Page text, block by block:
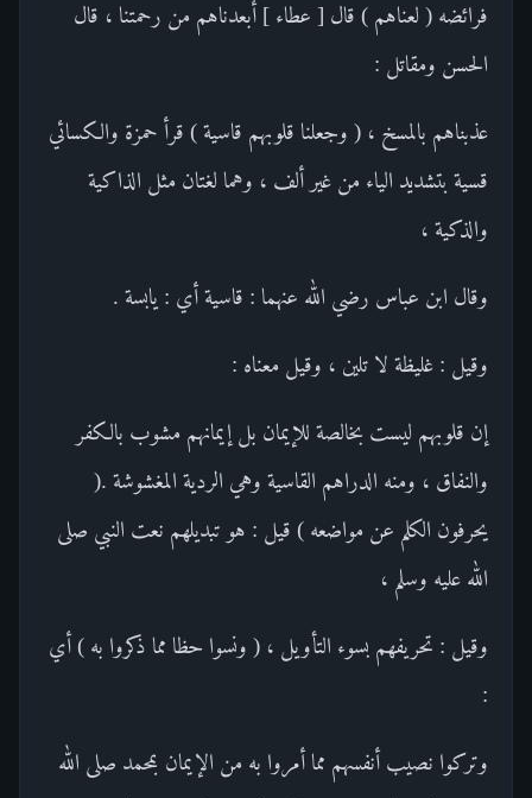
فرائضه ( لعناهم ) قال [ عطاء ] أبعدناهم من رحمتنا ، قال
الحسن ومقاتل :
عذبناهم بالمسخ ، ( وجعلنا قلوبهم قاسية ) قرأ حمزة والكسائي
قسية بتشديد الياء من غير ألف ، وهما لغتان مثل الذاكية
والذكية ،
وقال ابن عباس رضي الله عنهما : قاسية أي : يابسة .
وقيل : غليظة لا تلين ، وقيل معناه :
إن قلوبهم ليست بخالصة للإيمان بل إيمانهم مشوب بالكفر
والنفاق ، ومنه الدراهم القاسية وهي الردية المغشوشة .(
يحرفون الكلم عن مواضعه ) قيل : هو تبديلهم نعت النبي صلى
الله عليه وسلم ،
وقيل : تحريفهم بسوء التأويل ، ( ونسوا حظا مما ذكروا به ) أي
:
وتركوا نصيب أنفسهم مما أمروا به من الإيمان بمحمد صلى الله